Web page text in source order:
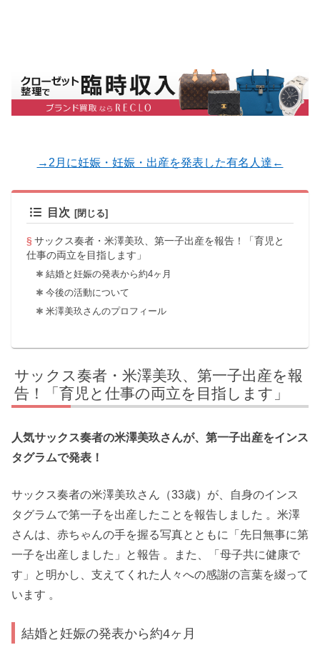
→2月に妊娠・妊娠・出産を発表した有名人達←
目次
サックス奏者・米澤美玖、第一子出産を報告！「育児と
仕事の両立を目指します」
結婚と妊娠の発表から約4ヶ月
今後の活動について
米澤美玖さんのプロフィール
サックス奏者・米澤美玖、第一子出産を報
告！「育児と仕事の両立を目指します」
人気サックス奏者の米澤美玖さんが、第一子出産をインス
タグラムで発表！
サックス奏者の米澤美玖さん（33歳）が、自身のインス
タグラムで第一子を出産したことを報告しました 。米澤
さんは、赤ちゃんの手を握る写真とともに「先日無事に第
一子を出産しました」と報告 。また、「母子共に健康で
す」と明かし、支えてくれた人々への感謝の言葉を綴って
います 。
結婚と妊娠の発表から約4ヶ月